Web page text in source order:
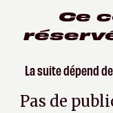
Ce
La suite dépend
Pas de